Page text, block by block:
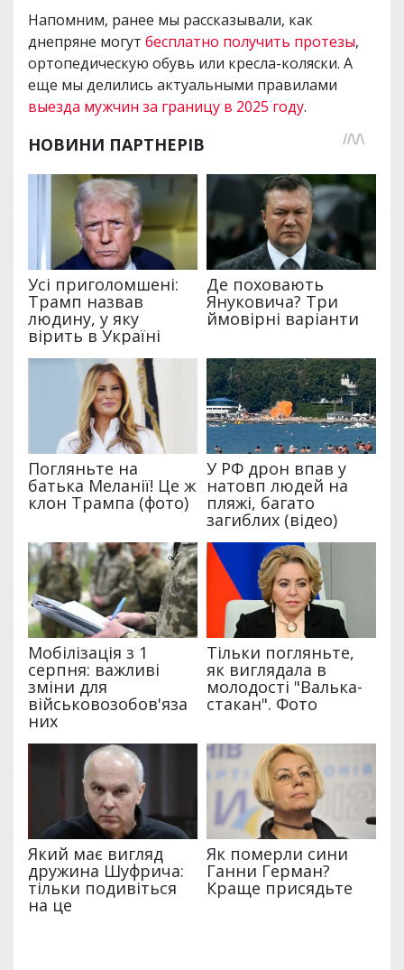
Напомним, ранее мы рассказывали, как
днепряне могут бесплатно получить протезы,
ортопедическую обувь или кресла-коляски. А
еще мы делились актуальными правилами
выезда мужчин за границу в 2025 году.